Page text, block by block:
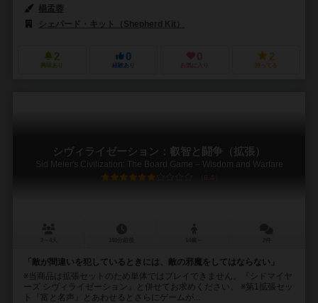
楊孟蓉
シェパード・キット（Shepherd Kit）
2
興味あり
0
経験あり
0
お気に入り
2
持ってる
シヴィライゼーション：叡智と闘争（拡張）
Sid Meier's Civilization: The Board Game – Wisdom and Warfare
6.4
「敵が間違いを犯しているときには、敵の邪魔をしてはならない」
※当商品は拡張セットのため単体ではプレイできません。『シドマイヤ
ーズ シヴィライゼーション』と併せてお求めください。 ※第1拡張セッ
ト『富と名声』とあわせるとさらにゲームが...